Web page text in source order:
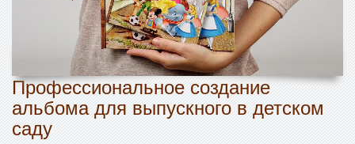
Профессиональное создание
альбома для выпускного в детском
саду